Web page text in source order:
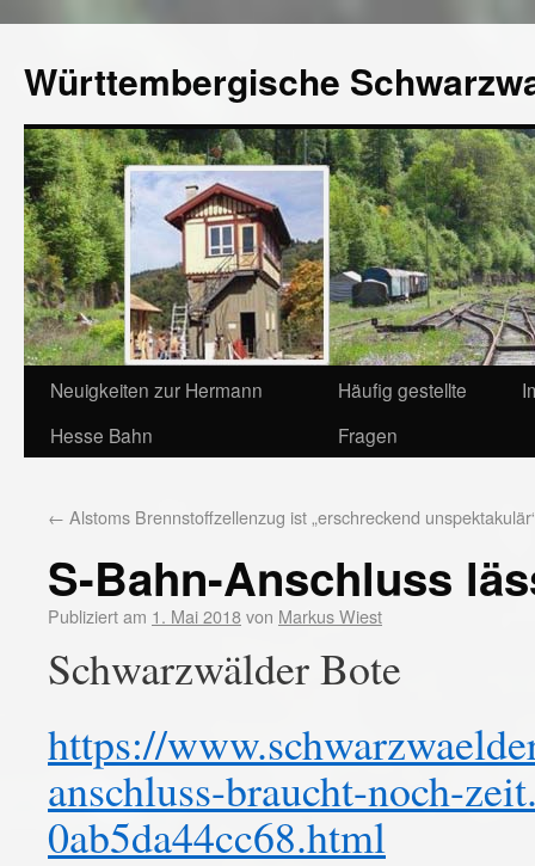
Württembergische
Neuigkeiten zur Hermann
Hesse Bahn
Häufig gestellte
Fragen
← Alstoms Brennstoffzellenzug ist „erschreckend
S-Bahn-Anschluss
Publiziert am 1. Mai 2018von Markus Wiest
Schwarzwälder Bote
https://
anschluss-braucht-noch-
0ab5da44cc68.html